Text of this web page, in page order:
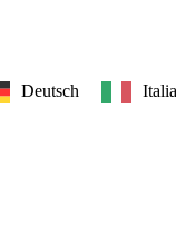
Deutsch